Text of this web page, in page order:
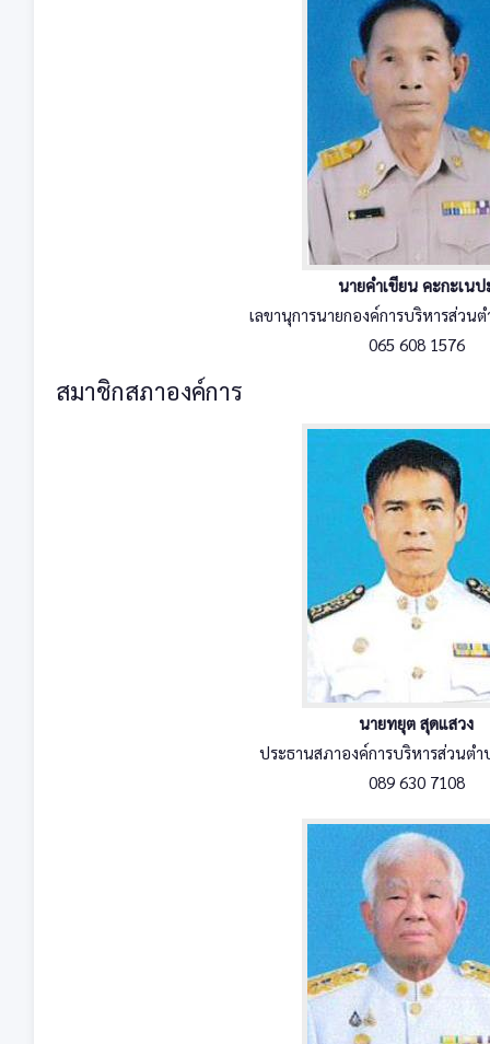
นายคำเขียน คะกะเนป
เลขานุการนายกองค์การบริหารส่วน
065 608 1576
สมาชิกสภาองค์การ
นายทยุต สุดแสวง
ประธานสภาองค์การบริหารส่วนตำ
089 630 7108